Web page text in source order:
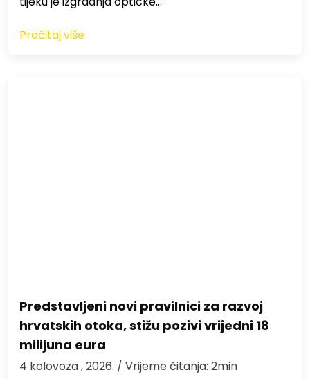
Pročitaj više
Predstavljeni novi pravilnici za razvoj
hrvatskih otoka, stižu pozivi vrijedni 18
milijuna eura
4 kolovoza , 2026. / Vrijeme čitanja: 2min